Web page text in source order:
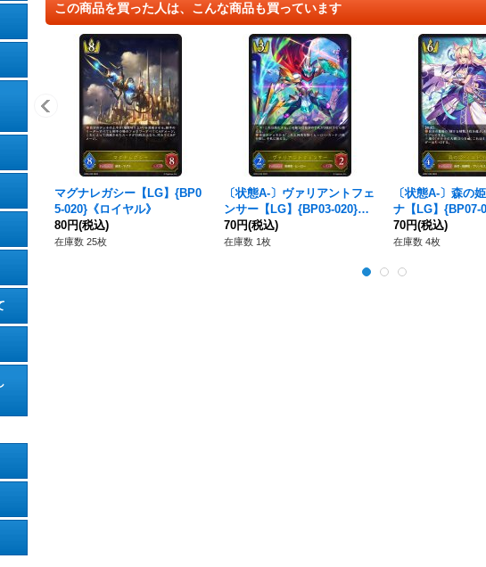
この商品を買った人は、こんな商品も買っています
マグナレガシー【LG】{BP0
5-020}《ロイヤル》
80円(税込)
在庫数 25枚
〔状態A-〕ヴァリアントフェ
ンサー【LG】{BP03-020}
《ロイヤル》
70円(税込)
在庫数 1枚
〔状態A-〕森の
ナ【LG】{BP07-
ヤル》
70円(税込)
在庫数 4枚